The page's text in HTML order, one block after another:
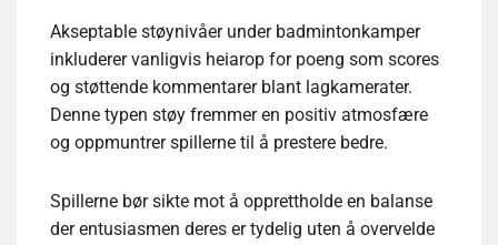
Akseptable støynivåer under badmintonkamper
inkluderer vanligvis heiarop for poeng som scores
og støttende kommentarer blant lagkamerater.
Denne typen støy fremmer en positiv atmosfære
og oppmuntrer spillerne til å prestere bedre.
Spillerne bør sikte mot å opprettholde en balanse
der entusiasmen deres er tydelig uten å overvelde